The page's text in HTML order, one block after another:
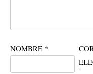
NOMBRE *